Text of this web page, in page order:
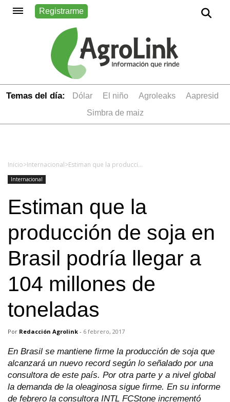
Registrarme
Temas del día: dólar el niño Agroleaks
aapresid
simbra de maiz
Inicio>Internacional> Estiman que la producción de soja en Brasil podría llegar a 104 millones de toneladas
Internacional
Estiman que la
producción de soja en
Brasil podría llegar a
104 millones de
toneladas
Por Redacción Agrolink - 6 febrero, 2017
En Brasil se mantiene firme la producción de soja que
alcanzará un nuevo record según lo señalado por una
consultora de este país. Por otra parte y a nivel global
la demanda de la oleaginosa sigue firme. En su informe
de febrero la consultora INTL FCStone incrementó